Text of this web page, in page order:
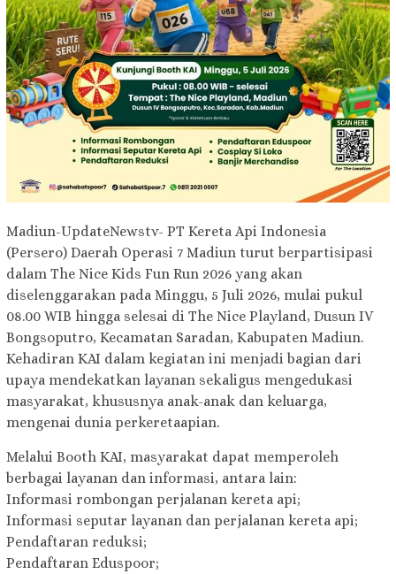
Madiun-UpdateNewstv- PT Kereta Api Indonesia
(Persero) Daerah Operasi 7 Madiun turut berpartisipasi
dalam The Nice Kids Fun Run 2026 yang akan
diselenggarakan pada Minggu, 5 Juli 2026, mulai pukul
08.00 WIB hingga selesai di The Nice Playland, Dusun IV
Bongsoputro, Kecamatan Saradan, Kabupaten Madiun.
Kehadiran KAI dalam kegiatan ini menjadi bagian dari
upaya mendekatkan layanan sekaligus mengedukasi
masyarakat, khususnya anak-anak dan keluarga,
mengenai dunia perkeretaapian.
Melalui Booth KAI, masyarakat dapat memperoleh
berbagai layanan dan informasi, antara lain:
Informasi rombongan perjalanan kereta api;
Informasi seputar layanan dan perjalanan kereta api;
Pendaftaran reduksi;
Pendaftaran Eduspoor;